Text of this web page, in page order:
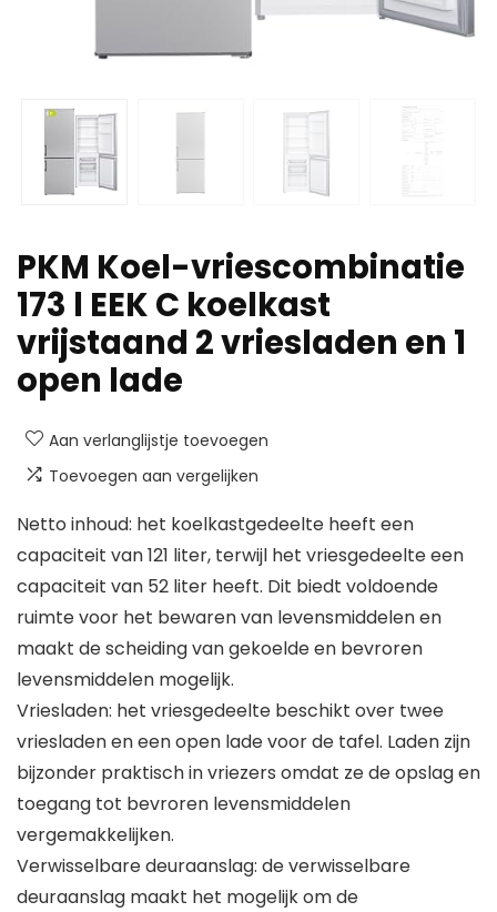
PKM Koel-vriescombinatie
173 l EEK C koelkast
vrijstaand 2 vriesladen en 1
open lade
Aan verlanglijstje toevoegen
Toevoegen aan vergelijken
Netto inhoud: het koelkastgedeelte heeft een
capaciteit van 121 liter, terwijl het vriesgedeelte een
capaciteit van 52 liter heeft. Dit biedt voldoende
ruimte voor het bewaren van levensmiddelen en
maakt de scheiding van gekoelde en bevroren
levensmiddelen mogelijk.
Vriesladen: het vriesgedeelte beschikt over twee
vriesladen en een open lade voor de tafel. Laden zijn
bijzonder praktisch in vriezers omdat ze de opslag en
toegang tot bevroren levensmiddelen
vergemakkelijken.
Verwisselbare deuraanslag: de verwisselbare
deuraanslag maakt het mogelijk om de